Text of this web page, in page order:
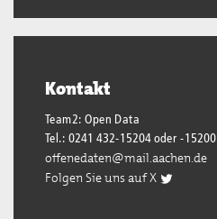
Kontakt
Team2: Open Data
Tel.: 0241 432-15204 oder -15200
offenedaten@mail.aachen.de
Folgen Sie uns auf X